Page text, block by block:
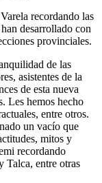
recordando las
desarrollado con
provinciales.
de las
asistentes de la
de esta nueva
Les hemos hecho
entre otros.
un vacío que
mitos y
recordando
Talca, entre otras